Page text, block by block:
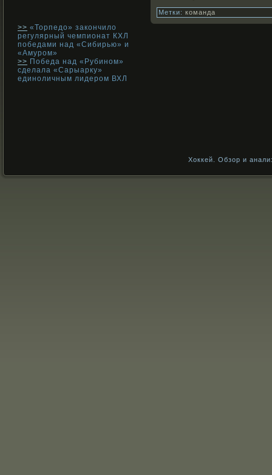
>> «Торпедо» закончило
регулярный чемпионат КХЛ
победами над «Сибирью» и
«Амуром»
>> Победа над «Рубином»
сделала «Сарыарку»
единоличным лидером ВХЛ
Метки: команда
Хоккей. Обзор и